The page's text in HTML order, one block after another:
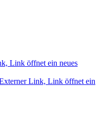
Link öffnet ein neues
Link, Link öffnet ein